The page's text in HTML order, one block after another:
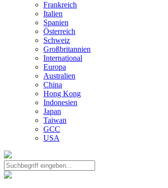
Frankreich
Italien
Spanien
Österreich
Schweiz
Großbritannien
International
Europa
Australien
China
Hong Kong
Indonesien
Japan
Taiwan
GCC
USA